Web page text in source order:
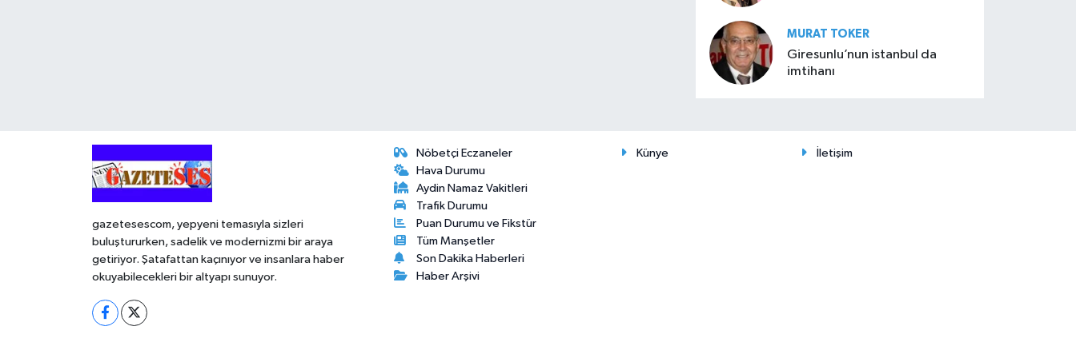
MURAT TOKER
Giresunlu’nun istanbul da
imtihanı
gazetesescom, yepyeni temasıyla sizleri
buluştururken, sadelik ve modernizmi bir araya
getiriyor. Şatafattan kaçınıyor ve insanlara haber
okuyabilecekleri bir altyapı sunuyor.
Nöbetçi Eczaneler
Hava Durumu
Aydin Namaz Vakitleri
Trafik Durumu
Puan Durumu ve Fikstür
Tüm Manşetler
Son Dakika Haberleri
Haber Arşivi
Künye İletişim